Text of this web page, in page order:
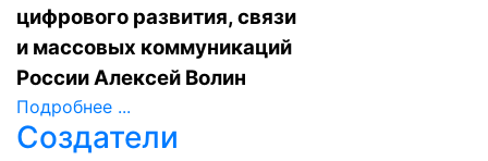
цифрового развития, связи
и массовых коммуникаций
России Алексей Волин
Подробнее ...
Создатели